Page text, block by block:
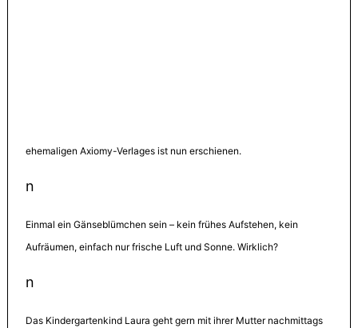
ehemaligen Axiomy-Verlages ist nun erschienen.
n
Einmal ein Gänseblümchen sein – kein frühes Aufstehen, kein
Aufräumen, einfach nur frische Luft und Sonne. Wirklich?
n
Das Kindergartenkind Laura geht gern mit ihrer Mutter nachmittags